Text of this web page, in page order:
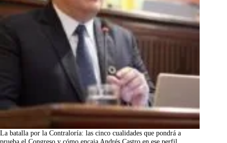
La batalla por la Contraloría: las cinco cualidades que pondrá a
prueba el Congreso y cómo encaja Andrés Castro en ese perfil